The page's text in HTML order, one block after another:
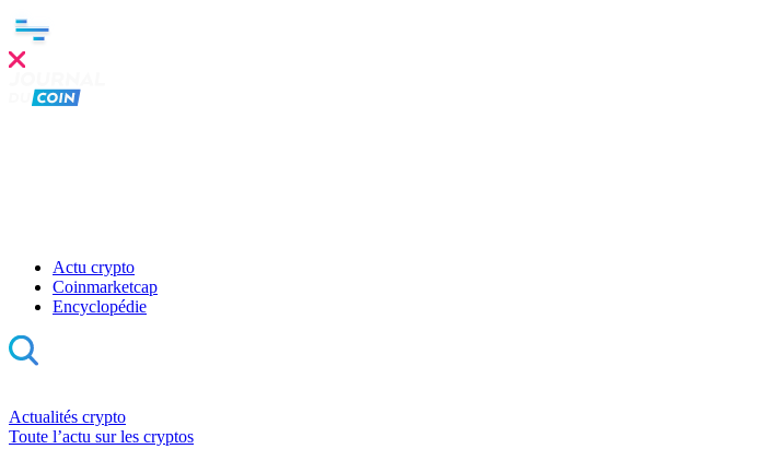
Actu crypto
Coinmarketcap
Encyclopédie
Actualités crypto
Toute l’actu sur les cryptos